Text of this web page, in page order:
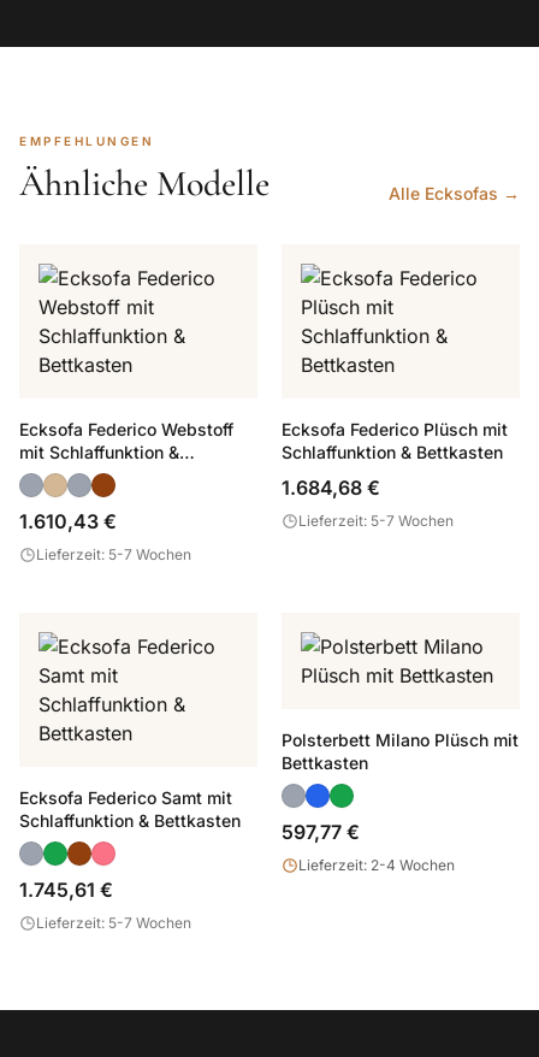
EMPFEHLUNGEN
Ähnliche Modelle Alle Ecksofas →
Ecksofa Federico Webstoff
mit Schlaffunktion &
Bettkasten
1.610,43 €
Lieferzeit: 5-7 Wochen
Ecksofa Federico Plüsch mit
Schlaffunktion & Bettkasten
1.684,68 €
Lieferzeit: 5-7 Wochen
Ecksofa Federico Samt mit
Schlaffunktion & Bettkasten
1.745,61 €
Lieferzeit: 5-7 Wochen
Polsterbett Milano Plüsch mit
Bettkasten
597,77 €
Lieferzeit: 2-4 Wochen